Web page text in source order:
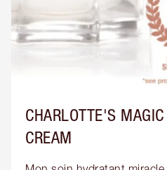
CHARLOTTE'S MAGIC
CREAM